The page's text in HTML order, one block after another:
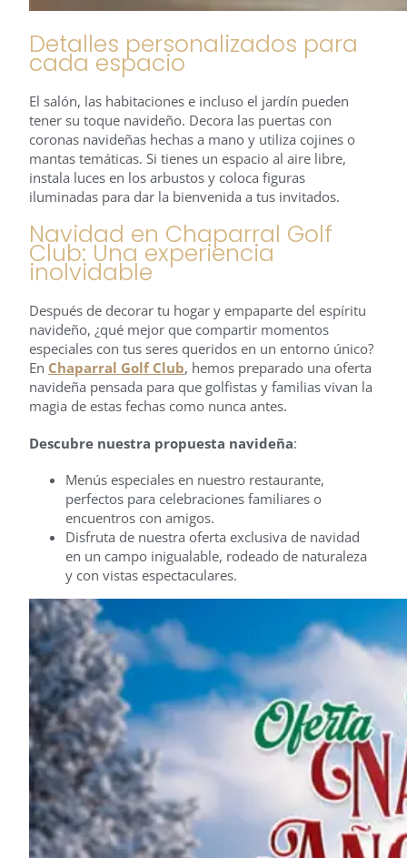
Detalles personalizados para
cada espacio
El salón, las habitaciones e incluso el jardín pueden
tener su toque navideño. Decora las puertas con
coronas navideñas hechas a mano y utiliza cojines o
mantas temáticas. Si tienes un espacio al aire libre,
instala luces en los arbustos y coloca figuras
iluminadas para dar la bienvenida a tus invitados.
Navidad en Chaparral Golf
Club: Una experiencia
inolvidable
Después de decorar tu hogar y empaparte del espíritu
navideño, ¿qué mejor que compartir momentos
especiales con tus seres queridos en un entorno único?
En Chaparral Golf Club, hemos preparado una oferta
navideña pensada para que golfistas y familias vivan la
magia de estas fechas como nunca antes.
Descubre nuestra propuesta navideña:
Menús especiales en nuestro restaurante,
perfectos para celebraciones familiares o
encuentros con amigos.
Disfruta de nuestra oferta exclusiva de navidad
en un campo inigualable, rodeado de naturaleza
y con vistas espectaculares.